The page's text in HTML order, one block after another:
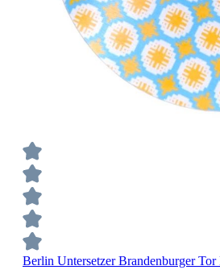
Berlin Untersetzer Brandenburger Tor